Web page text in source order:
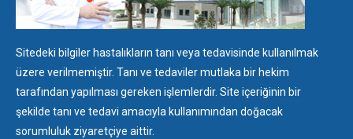
Sitedeki bilgiler hastalıkların tanı veya tedavisinde kullanılmak
üzere verilmemiştir. Tanı ve tedaviler mutlaka bir hekim
tarafından yapılması gereken işlemlerdir. Site içeriğinin bir
şekilde tanı ve tedavi amacıyla kullanımından doğacak
sorumluluk ziyaretçiye aittir.